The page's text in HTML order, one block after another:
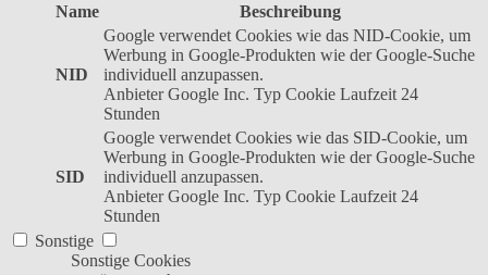
Name
Beschreibung
NID
Google verwendet Cookies wie das NID-Cookie, um
Werbung in Google-Produkten wie der Google-Suche
individuell anzupassen.
Anbieter Google Inc. Typ Cookie Laufzeit 24
Stunden
SID
Google verwendet Cookies wie das SID-Cookie, um
Werbung in Google-Produkten wie der Google-Suche
individuell anzupassen.
Anbieter Google Inc. Typ Cookie Laufzeit 24
Stunden
Sonstige
Sonstige Cookies